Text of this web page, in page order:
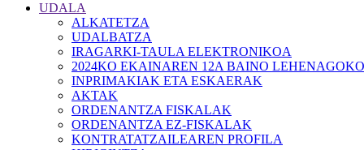
UDALA
ALKATETZA
UDALBATZA
IRAGARKI-TAULA ELEKTRONIKOA
2024KO EKAINAREN 12A BAINO
INPRIMAKIAK ETA ESKAERAK
AKTAK
ORDENANTZA FISKALAK
ORDENANTZA EZ-FISKALAK
KONTRATATZAILEAREN PROFILA